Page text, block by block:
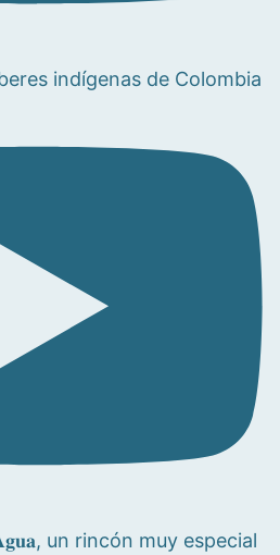
indígenas de Colombia
𝐀𝐠𝐮𝐚, un rincón muy especial